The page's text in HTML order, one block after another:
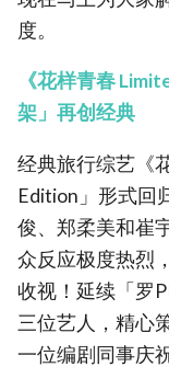
度。
《花样青春
架」再创经典
经典旅行综艺《
Edition」形式回
俊、郑柔美和崔
众反应极度热烈
收视！延续「罗
三位艺人，精心
一位编剧同事庆